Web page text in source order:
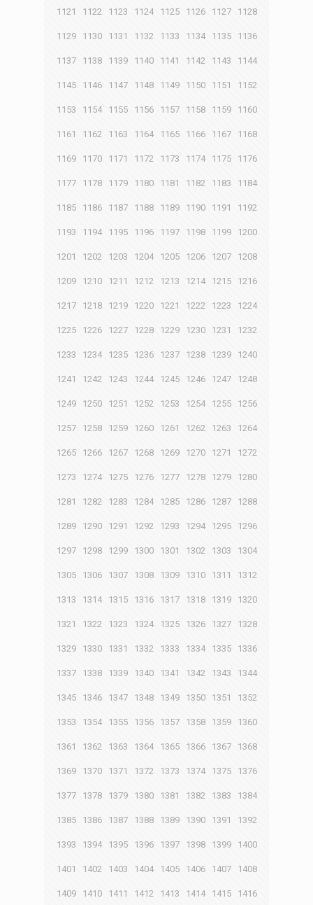
1121 1122 1123 1124 1125 1126 1127 1128
1129 1130 1131 1132 1133 1134 1135 1136
1137 1138 1139 1140 1141 1142 1143 1144
1145 1146 1147 1148 1149 1150 1151 1152
1153 1154 1155 1156 1157 1158 1159 1160
1161 1162 1163 1164 1165 1166 1167 1168
1169 1170 1171 1172 1173 1174 1175 1176
1177 1178 1179 1180 1181 1182 1183 1184
1185 1186 1187 1188 1189 1190 1191 1192
1193 1194 1195 1196 1197 1198 1199 1200
1201 1202 1203 1204 1205 1206 1207 1208
1209 1210 1211 1212 1213 1214 1215 1216
1217 1218 1219 1220 1221 1222 1223 1224
1225 1226 1227 1228 1229 1230 1231 1232
1233 1234 1235 1236 1237 1238 1239 1240
1241 1242 1243 1244 1245 1246 1247 1248
1249 1250 1251 1252 1253 1254 1255 1256
1257 1258 1259 1260 1261 1262 1263 1264
1265 1266 1267 1268 1269 1270 1271 1272
1273 1274 1275 1276 1277 1278 1279 1280
1281 1282 1283 1284 1285 1286 1287 1288
1289 1290 1291 1292 1293 1294 1295 1296
1297 1298 1299 1300 1301 1302 1303 1304
1305 1306 1307 1308 1309 1310 1311 1312
1313 1314 1315 1316 1317 1318 1319 1320
1321 1322 1323 1324 1325 1326 1327 1328
1329 1330 1331 1332 1333 1334 1335 1336
1337 1338 1339 1340 1341 1342 1343 1344
1345 1346 1347 1348 1349 1350 1351 1352
1353 1354 1355 1356 1357 1358 1359 1360
1361 1362 1363 1364 1365 1366 1367 1368
1369 1370 1371 1372 1373 1374 1375 1376
1377 1378 1379 1380 1381 1382 1383 1384
1385 1386 1387 1388 1389 1390 1391 1392
1393 1394 1395 1396 1397 1398 1399 1400
1401 1402 1403 1404 1405 1406 1407 1408
1409 1410 1411 1412 1413 1414 1415 1416